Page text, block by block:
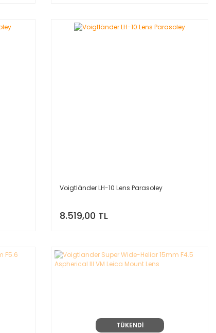
Voigtländer LH-10 Lens Parasoley
8.519,00 TL
TÜKENDİ